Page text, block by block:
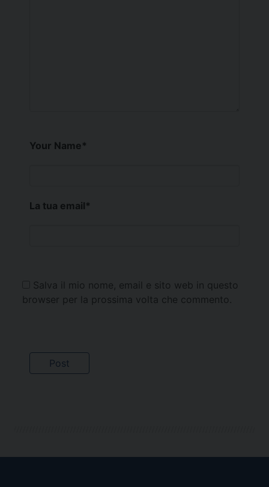
Your Name*
La tua email*
Salva il mio nome, email e sito web in questo
browser per la prossima volta che commento.